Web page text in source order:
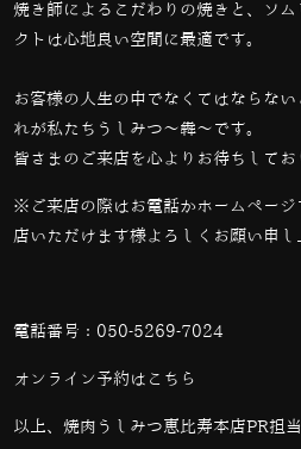
焼き師によるこだわりの焼きと、ソ
クトは心地良い空間に最適です。
お客様の人生の中でなくてはならな
れが私たちうしみつ～犇～です。
皆さまのご来店を心よりお待ちしてお
※ご来店の際はお電話かホームペー
店いただけます様よろしくお願い申し
電話番号： 050-5269-7024
オンライン予約は こちら
以上、焼肉うしみつ恵比寿本店PR担当